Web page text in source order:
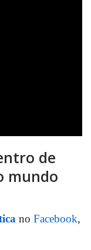
de
mundo
no Facebook,